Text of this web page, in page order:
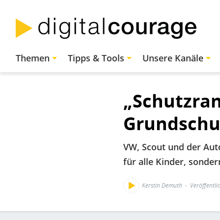
zum
Inhalt
Hauptnavigation
Themen Tipps & Tools Unsere Kanäle
VW, Scout und der
für alle Kinder,
Kerstin Demuth